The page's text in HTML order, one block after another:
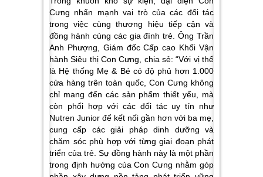
Cưng nhấn mạnh vai trò của các đối tác
trong việc cùng thương hiệu tiếp cận và
đồng hành cùng các gia đình trẻ. Ông Trần
Anh Phượng, Giám đốc Cấp cao Khối Vận
hành Siêu thị Con Cưng, chia sẻ:“Với vị thế
là Hệ thống Mẹ & Bé có độ phủ hơn 1.000
cửa hàng trên toàn quốc, Con Cưng không
chỉ mang đến các sản phẩm thiết yếu, mà
còn phối hợp với các đối tác uy tín như
Nutren Junior để kết nối gần hơn với ba mẹ,
cung cấp các giải pháp dinh dưỡng và
chăm sóc phù hợp với từng giai đoạn phát
triển của trẻ. Sự đồng hành này là một phần
trong định hướng của Con Cưng nhằm góp